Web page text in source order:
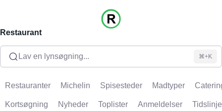
Restaurant
Lav en lynsøgning... ⌘+K
Restauranter Michelin Spisesteder Madtyper
Kortsøgning Nyheder Toplister Anmeldelser Tidslinje